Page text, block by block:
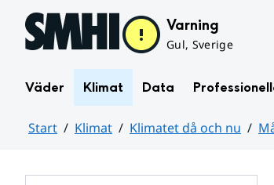
Hoppa till sidans innehåll Varning
Gul, Sverige
Väder Klimat Data
Start Klimat Klimatet då och nu